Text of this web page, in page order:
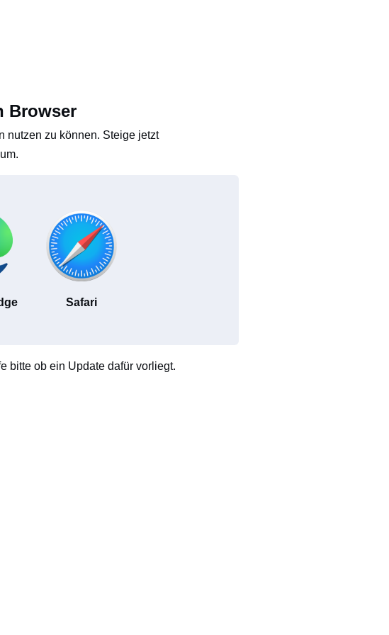
Browser
nutzen zu können. Steige jetzt
Safari
bitte ob ein Update dafür vorliegt.